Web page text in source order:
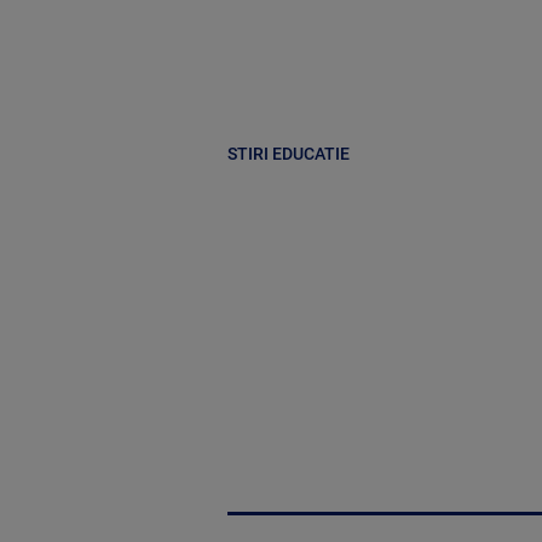
STIRI EDUCATIE